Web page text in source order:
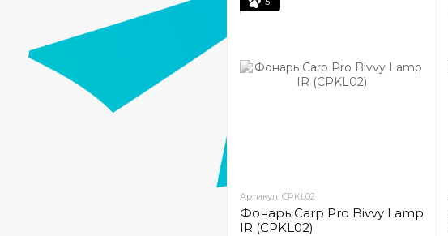
Артикул: CPKL02
Фонарь Carp Pro Bivvy Lamp
IR (CPKL02)